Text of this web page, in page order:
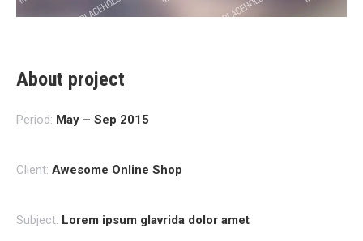
About project
Period: May – Sep 2015
Client: Awesome Online Shop
Subject: Lorem ipsum glavrida dolor amet